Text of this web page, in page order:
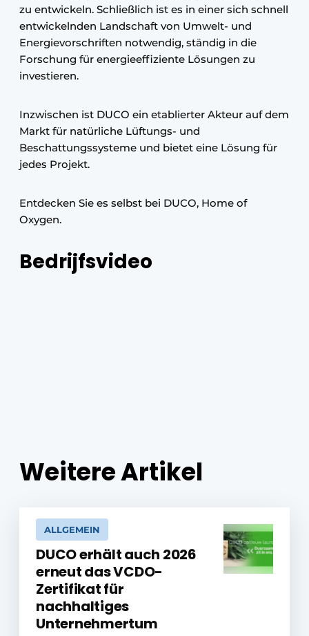
zu entwickeln. Schließlich ist es in einer sich schnell
entwickelnden Landschaft von Umwelt- und
Energievorschriften notwendig, ständig in die
Forschung für energieeffiziente Lösungen zu
investieren.
Inzwischen ist DUCO ein etablierter Akteur auf dem
Markt für natürliche Lüftungs- und
Beschattungssysteme und bietet eine Lösung für
jedes Projekt.
Entdecken Sie es selbst bei DUCO, Home of
Oxygen.
Bedrijfsvideo
Weitere Artikel
ALLGEMEIN
DUCO erhält auch 2026
erneut das VCDO-
Zertifikat für
nachhaltiges
Unternehmertum